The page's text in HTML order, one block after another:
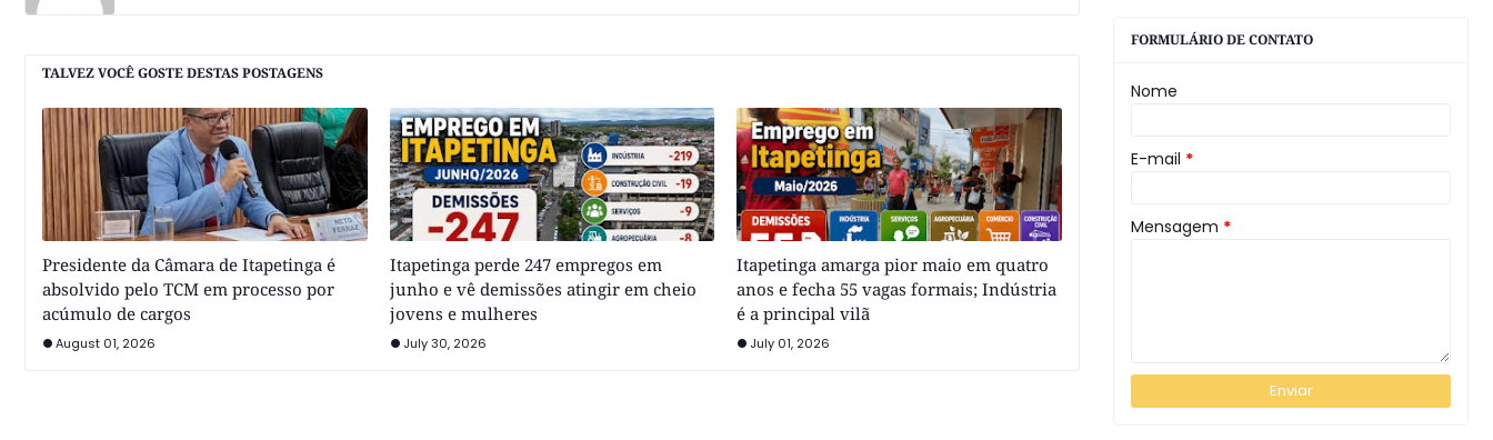
TALVEZ VOCÊ GOSTE DESTAS POSTAGENS
Presidente da Câmara de Itapetinga é
absolvido pelo TCM em processo por
acúmulo de cargos
August 01, 2026
Itapetinga perde 247 empregos em
junho e vê demissões atingir em cheio
jovens e mulheres
July 30, 2026
Itapetinga amarga pior maio em quatro
anos e fecha 55 vagas formais; Indústria
é a principal vilã
July 01, 2026
FORMULÁRIO DE CONTATO
Nome
E-mail *
Mensagem *